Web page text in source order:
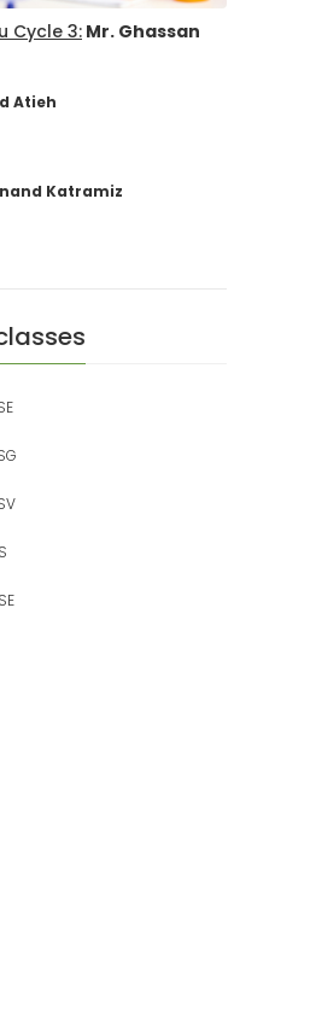
Cycle 3:Mr. Ghassan
Atieh
Katramiz